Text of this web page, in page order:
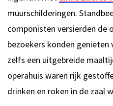
muurschilderingen.
componisten versierden de
bezoekers konden genieten
zelfs een uitgebreide
operahuis waren rijk
drinken en roken in de zaal